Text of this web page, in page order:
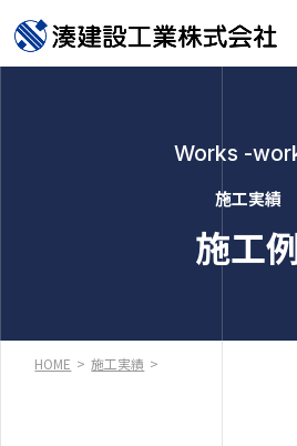
Works -
施工実績
施工
HOME > 施工実績 >